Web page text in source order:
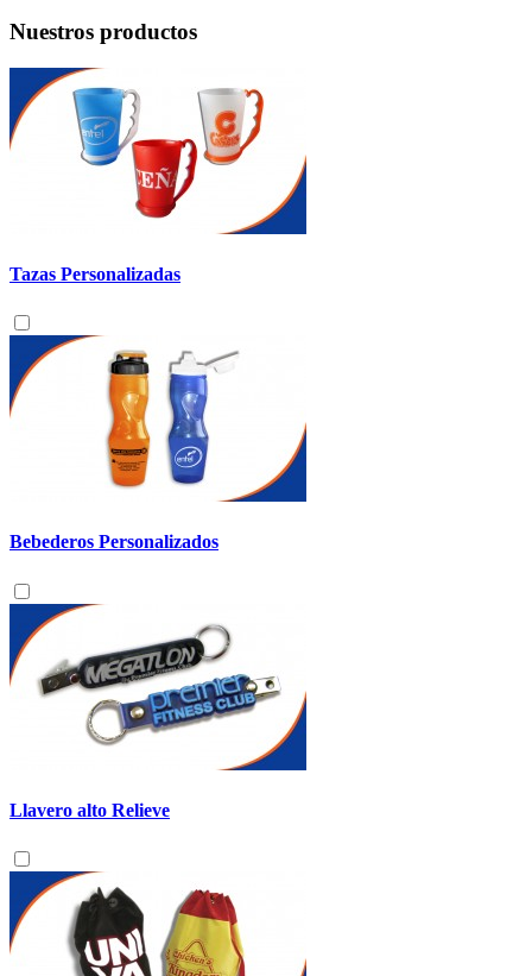
Nuestros productos
Tazas Personalizadas
Bebederos Personalizados
Llavero alto Relieve